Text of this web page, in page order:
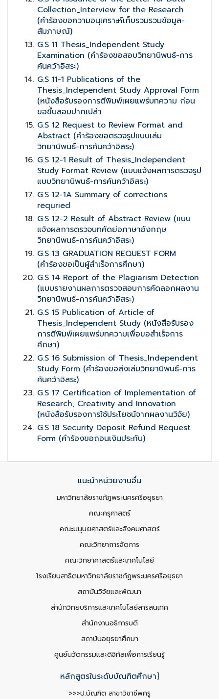
Collection_Interview for the Research
(คำร้องขอความอนุเคราะห์เก็บรวมรวมข้อมูล-
สัมภาษณ์)
G.S 11 Thesis_Independent Study
Examination (คำร้องขอสอบวิทยานิพนธ์-การ
ค้นคว้าอิสระ)
G.S 11-1 Publications of the
Thesis_Independent Study Approval Form
(หนังสือรับรองการตีพิมพ์เผยแพร่บทความ ก่อน
ขอขึ้นสอบปากเปล่า
G.S 12 Request to Review Format and
Abstract (คำร้องขอตรวจรูปแบบเล่ม
วิทยานิพนธ์-การค้นคว้าอิสระ)
G.S 12-1 Result of Thesis_Independent
Study Format Review (แบบแจ้งผลการตรวจรูป
แบบวิทยานิพนธ์-การค้นคว้าอิสระ)
G.S 12-1A Summary of corrections
requried
G.S 12-2 Result of Abstract Review (แบบ
แจ้งผลการตรวจบทคัดย่อภาษาอังกฤษ
วิทยานิพนธ์-การค้นคว้าอิสระ)
G.S 13 GRADUATION REQUEST FORM
(คำร้องขอเป็นผู้สำเร็จการศึกษา)
G.S 14 Report of the Plagiarism Detection
(แบบรายงานผลการตรวจสอบการคัดลอกผลงาน
วิทยานิพนธ์-การค้นคว้าอิสระ)
G.S 15 Publication of Article of
Thesis_Independent Study (หนังสือรับรอง
การตีพิมพ์เผยแพร่บทความเพื่อขอสำเร็จการ
ศึกษา)
G.S 16 Submission of Thesis_Independent
Study Form (คำร้องขอส่งเล่มวิทยานิพนธ์-การ
ค้นคว้าอิสระ)
G.S 17 Certification of Implementation of
Research, Creativity and Innovation
(หนังสือรับรองการใช้ประโยชน์จากผลงานวิจัย)
G.S 18 Security Deposit Refund Request
Form (คำร้องขอถอนเงินประกัน)
แนะนำหน่วยงานอื่น
มหาวิทยาลัยราชภัฏพระนครศรีอยุธยา
คณะครุศาสตร์
คณะมนุษยศาสตร์และสังคมศาสตร์
คณะวิทยาการจัดการ
คณะวิทยาศาสตร์และเทคโนโลยี
โรงเรียนสาธิตมหาวิทยาลัยราชภัฏพระนครศรีอยุธยา
สถาบันวิจัยและพัฒนา
สำนักวิทยบริการและเทคโนโลยีสารสนเทศ
สำนักงานอธิการบดี
สถาบันอยุธยาศึกษา
ศูนย์นวัตกรรมและดิจิทัลเพื่อการเรียนรู้
หลักสูตรในระดับบัณฑิตศึกษา]
>>>ป.บัณฑิต สาขาวิชาชีพครู